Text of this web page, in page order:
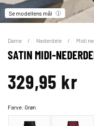
Se modellens mål
Dame Nederdele Midi
SATIN MIDI-
329,95 kr
Farve:Grøn